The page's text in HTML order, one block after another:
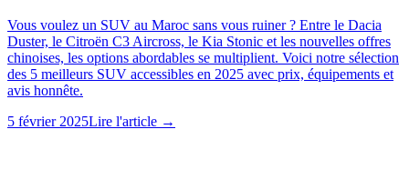
Vous voulez un SUV au Maroc sans vous ruiner ? Entre le Dacia
Duster, le Citroën C3 Aircross, le Kia Stonic et les nouvelles offres
chinoises, les options abordables se multiplient. Voici notre sélection
des 5 meilleurs SUV accessibles en 2025 avec prix, équipements et
avis honnête.
5 février 2025Lire l'article →